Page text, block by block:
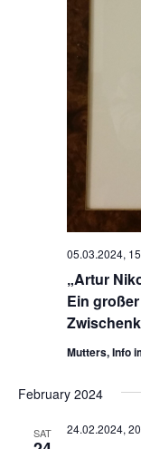
„Artur
Ein
05.03.2024,
Mutters, Info
February 2024
SAT 24.02.2024,